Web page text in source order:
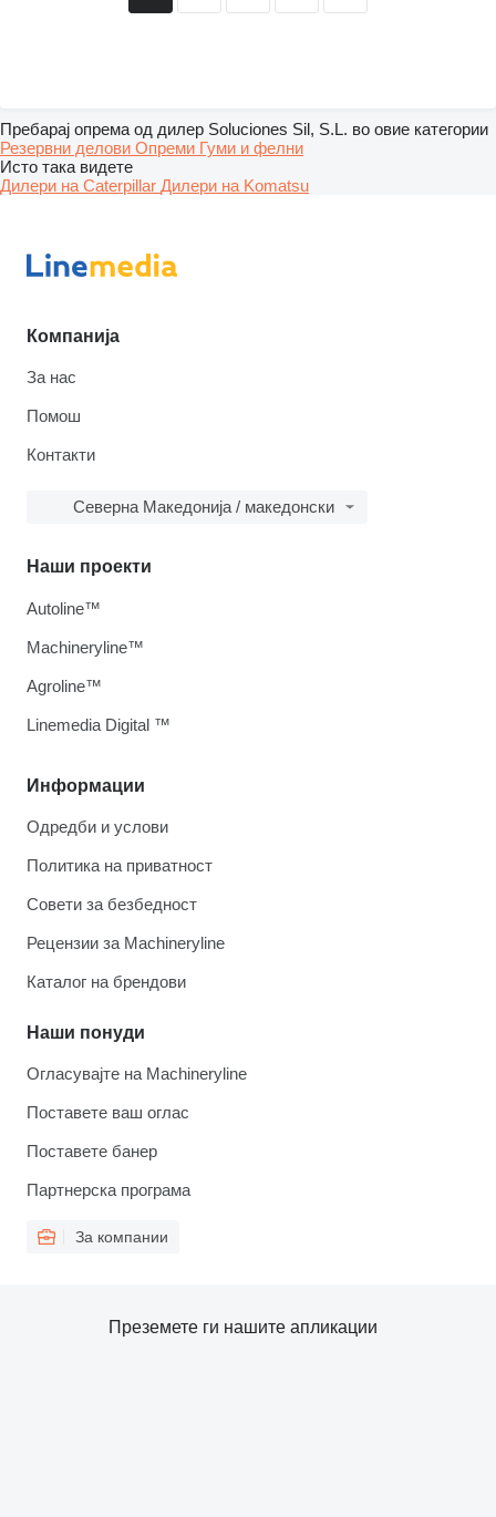
Пребарај опрема од дилер Soluciones Sil, S.L. во овие категории
Резервни делови Опреми Гуми и фелни
Исто така видете
Дилери на Caterpillar Дилери на Komatsu
Компанија
За нас
Помош
Контакти
Северна Македонија / македонски
Информации
Одредби и услови
Политика на приватност
Совети за безбедност
Рецензии за Machineryline
Каталог на брендови
Наши понуди
Огласувајте на Machineryline
Поставете ваш оглас
Поставете банер
Партнерска програма
За компании
Наши проекти
Autoline™
Machineryline™
Agroline™
Linemedia Digital ™
Преземете ги нашите апликации